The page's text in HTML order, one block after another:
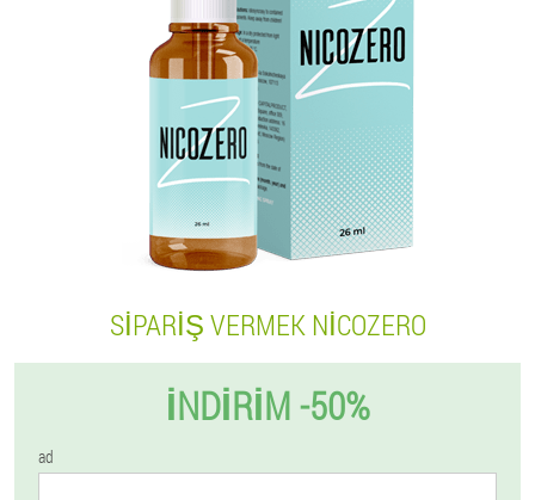
SIPARIŞ VERMEK NICOZERO
İNDIRIM -50%
ad